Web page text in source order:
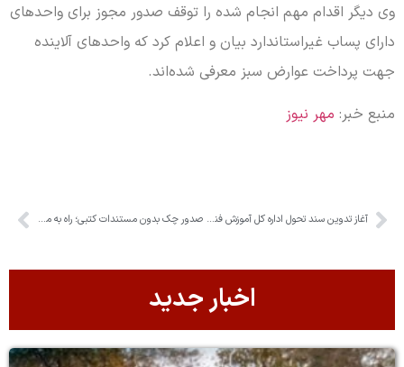
وی دیگر اقدام مهم انجام شده را توقف صدور مجوز برای واحدهای
دارای پساب غیراستاندارد بیان و اعلام کرد که واحدهای آلاینده
جهت پرداخت عوارض سبز معرفی شده‌اند.
منبع خبر: مهر نیوز
آغاز تدوین سند تحول اداره کل آموزش فنی و حرفه‌ای استان البرز/ البرز پایلوت طرح ملی سازمان شد صدور چک بدون مستندات کتبی؛ راه به محکمه ختم می‌شود
اخبار جدید